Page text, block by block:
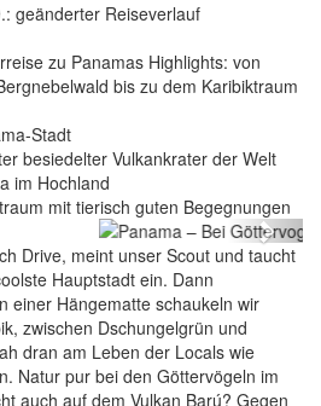
geänderter Reiseverlauf
zu Panamas Highlights: von
bis zu dem Karibiktraum
Stadt
besiedelter Vulkankrater der Welt
im Hochland
mit tierisch guten Begegnungen
Faultier & Co.
Next
Drive, meint unser Scout und taucht
Hauptstadt ein. Dann
einer Hängematte schaukeln wir
zwischen Dschungelgrün und
dran am Leben der Locals wie
Natur pur bei den Göttervögeln im
auch auf dem Vulkan Barú? Gegen